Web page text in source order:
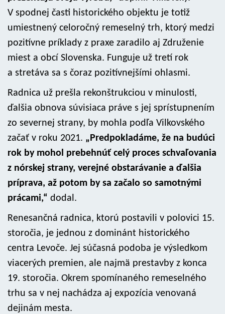
V spodnej časti historického objektu je totiž
umiestnený celoročný remeselný trh, ktorý medzi
pozitívne príklady z praxe zaradilo aj Združenie
miest a obcí Slovenska. Funguje už tretí rok
a stretáva sa s čoraz pozitívnejšími ohlasmi.
Radnica už prešla rekonštrukciou v minulosti,
ďalšia obnova súvisiaca práve s jej sprístupnením
zo severnej strany, by mohla podľa Vilkovského
začať v roku 2021. „Predpokladáme, že na budúci
rok by mohol prebehnúť celý proces schvaľovania
z nórskej strany, verejné obstarávanie a ďalšia
príprava, až potom by sa začalo so samotnými
prácami,“ dodal.
Renesančná radnica, ktorú postavili v polovici 15.
storočia, je jednou z dominánt historického
centra Levoče. Jej súčasná podoba je výsledkom
viacerých premien, ale najmä prestavby z konca
19. storočia. Okrem spomínaného remeselného
trhu sa v nej nachádza aj expozícia venovaná
dejinám mesta.